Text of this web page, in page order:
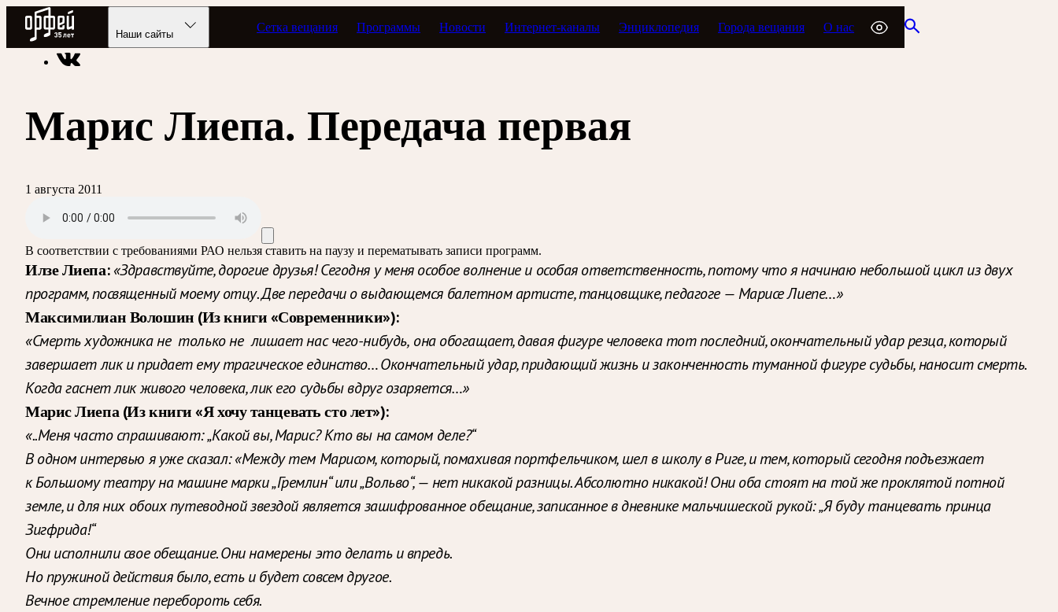
Радио Орфей
Наши сайты
Сетка вещания Программы Новости Интернет-каналы Энциклопедия Города вещания О нас
Радио классической музыки «Орфей» Подкасты Балет FM
Марис Лиепа. Передача первая
1 августа 2011
В соответствии с требованиями РАО нельзя ставить на паузу и перематывать записи программ.
Илзе Лиепа: «Здравствуйте, дорогие друзья! Сегодня у меня особое волнение и особая ответственность, потому что я начинаю небольшой цикл из двух
программ, посвященный моему отцу. Две передачи о выдающемся балетном артисте, танцовщике, педагоге — Марисе Лиепе…»
Максимилиан Волошин (Из книги «Современники»):
«Смерть художника не только не лишает нас чего-нибудь, она обогащает, давая фигуре человека тот последний, окончательный удар резца, который
завершает лик и придает ему трагическое единство… Окончательный удар, придающий жизнь и законченность туманной фигуре судьбы, наносит смерть.
Когда гаснет лик живого человека, лик его судьбы вдруг озаряется…»
Марис Лиепа (Из книги «Я хочу танцевать сто лет»):
«..Меня часто спрашивают: „Какой вы, Марис? Кто вы на самом деле?“
В одном интервью я уже сказал: «Между тем Марисом, который, помахивая портфельчиком, шел в школу в Риге, и тем, который сегодня подъезжает
к Большому театру на машине марки „Гремлин“ или „Вольво“, — нет никакой разницы. Абсолютно никакой! Они оба стоят на той же проклятой потной
земле, и для них обоих путеводной звездой является зашифрованное обещание, записанное в дневнике мальчишеской рукой: „Я буду танцевать принца
Зигфрида!“
Они исполнили свое обещание. Они намерены это делать и впредь.
Но пружиной действия было, есть и будет совсем другое.
Вечное стремление перебороть себя.